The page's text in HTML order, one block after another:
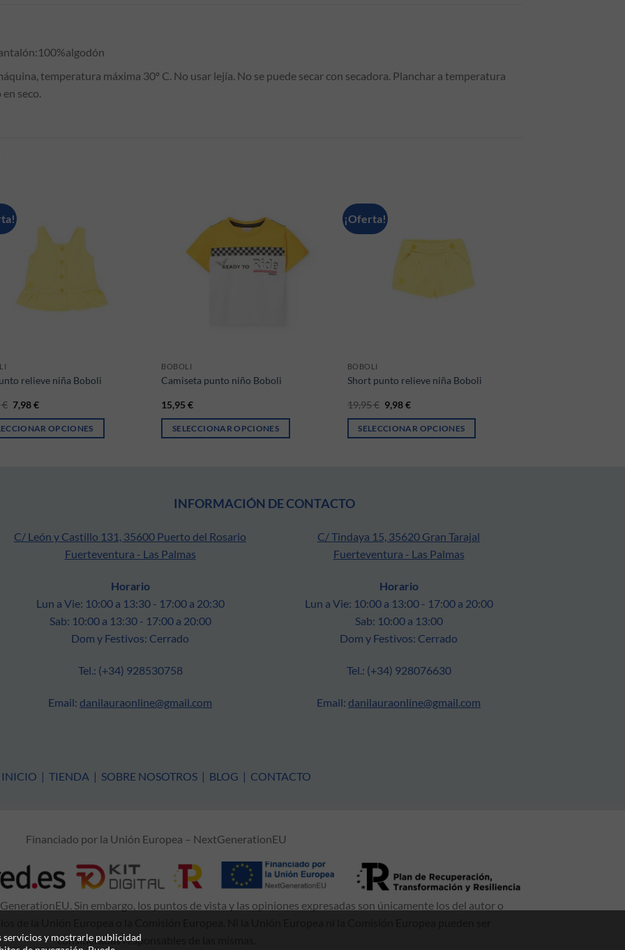
temperatura máxima 30º C. No usar lejía. No se puede secar con secadora. Planchar a temperatura
seco.
relieve niña Boboli
€ El precio original era: 15,95 €.
7,98€El precio actual es: 7,98 €.
OPCIONES
BOBOLI
Camiseta punto niño Boboli
15,95€
SELECCIONAR OPCIONES
¡Oferta!
BOBOLI
Short punto relieve niña Boboli
19,95€ El precio original era: 19,95 €.
9,98€El precio actual es: 9,98 €.
SELECCIONAR OPCIONES
INFORMACIÓN DE CONTACTO
C/ León y Castillo 131, 35600 Puerto del Rosario
Fuerteventura - Las Palmas
Horario
Lun a Vie: 10:00 a 13:30 - 17:00 a 20:30
Sab: 10:00 a 13:30 - 17:00 a 20:00
Dom y Festivos: Cerrado
Tel.: (+34) 928530758
Email: danilauraonline@gmail.com
C/ Tindaya 15, 35620 Gran Tarajal
Fuerteventura - Las Palmas
Horario
Lun a Vie: 10:00 a 13:00 - 17:00 a 20:00
Sab: 10:00 a 13:00
Dom y Festivos: Cerrado
Tel.: (+34) 928076630
Email: danilauraonline@gmail.com
INICIO | TIENDA | SOBRE NOSOTROS | BLOG | CONTACTO
Financiado por la Unión Europea – NextGenerationEU
Sin embargo, los puntos de vista y las opiniones expresadas son únicamente los del autor o
consideradas responsables de las mismas.
servicios y mostrarle publicidad